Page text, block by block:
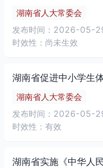
湖南省人大常委会
发布时间：2026-05-
时效性：尚未生效
湖南省促进中小学生
湖南省人大常委会
发布时间：2026-05-
时效性：有效
湖南省实施《中华人